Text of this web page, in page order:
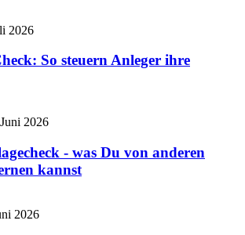
2026
So steuern Anleger ihre
2026
- was Du von anderen
kannst
2026